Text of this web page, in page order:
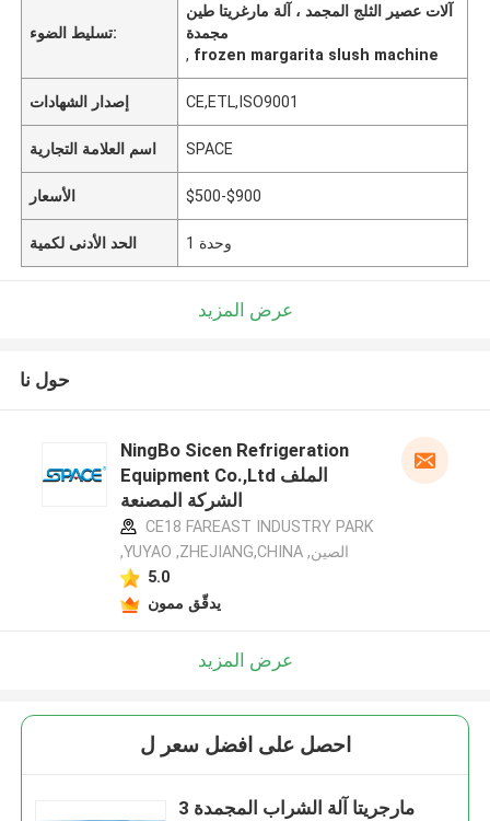
تسليط الضوء:
آلات عصير الثلج المجمد ، آلة مارغريتا طين
مجمدة
, frozen margarita slush machine
إصدار الشهادات CE,ETL,ISO9001
اسم العلامة التجارية SPACE
الأسعار $500-$900
الحد الأدنى لكمية 1 وحدة
عرض المزيد
حول نا
NingBo Sicen Refrigeration
Equipment Co.,Ltd الملف
الشركة المصنعة
CE18 FAREAST INDUSTRY PARK
,YUYAO ,ZHEJIANG,CHINA ,الصين
5.0
يدقّق ممون
عرض المزيد
احصل على افضل سعر ل
مارجريتا آلة الشراب المجمدة 3